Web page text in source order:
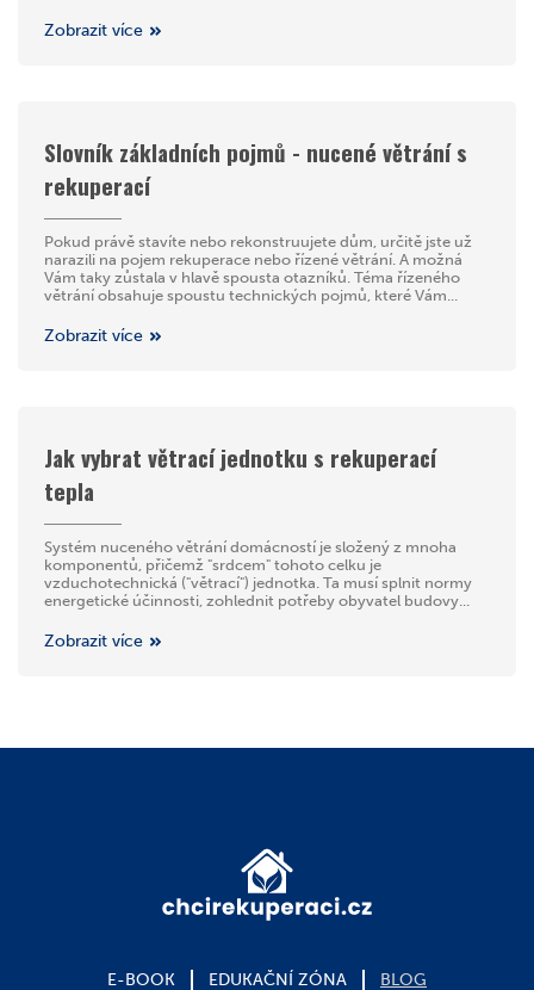
Zobrazit více
Slovník základních pojmů - nucené větrání s
rekuperací
Pokud právě stavíte nebo rekonstruujete dům, určitě jste už
narazili na pojem rekuperace nebo řízené větrání. A možná
Vám taky zůstala v hlavě spousta otazníků. Téma řízeného
větrání obsahuje spoustu technických pojmů, které Vám...
Zobrazit více
Jak vybrat větrací jednotku s rekuperací
tepla
Systém nuceného větrání domácností je složený z mnoha
komponentů, přičemž "srdcem" tohoto celku je
vzduchotechnická ("větrací") jednotka. Ta musí splnit normy
energetické účinnosti, zohlednit potřeby obyvatel budovy...
Zobrazit více
E-BOOK EDUKAČNÍ ZÓNA BLOG